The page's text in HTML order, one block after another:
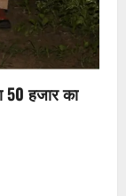
50 हजार का